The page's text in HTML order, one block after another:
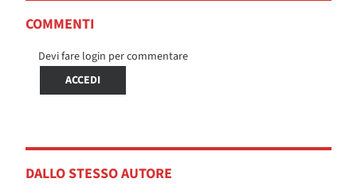
COMMENTI
Devi fare login per commentare
ACCEDI
DALLO STESSO AUTORE